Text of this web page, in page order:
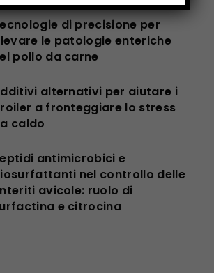
di precisione per
le patologie enteriche
pollo da carne
alternativi per aiutare i
a fronteggiare lo stress
caldo
antimicrobici e
nel controllo delle
avicole: ruolo di
e citrocina